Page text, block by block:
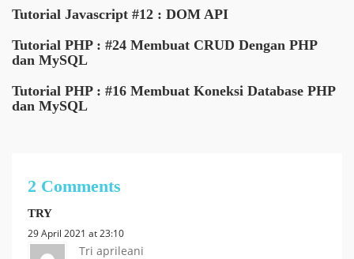
Tutorial Javascript #12 : DOM API
Tutorial PHP : #24 Membuat CRUD Dengan PHP
dan MySQL
Tutorial PHP : #16 Membuat Koneksi Database PHP
dan MySQL
2 Comments
TRY
29 April 2021 at 23:10
Tri aprileani